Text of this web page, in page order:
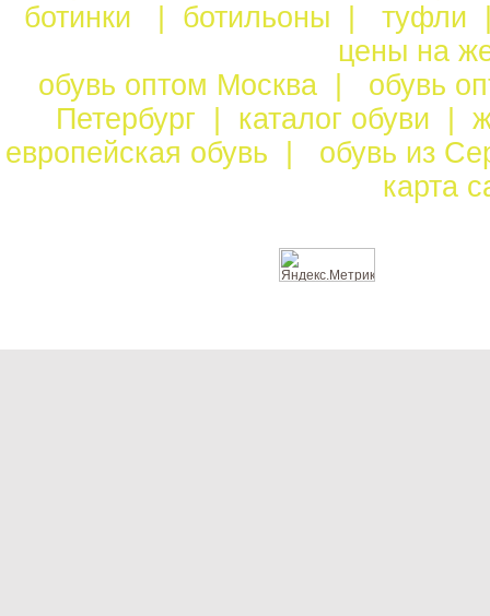
ботинки
ботильоны туфли
цены на
обувь оптом Москва
обувь
Петербург
каталог обуви
европейская обувь
обувь из
карта